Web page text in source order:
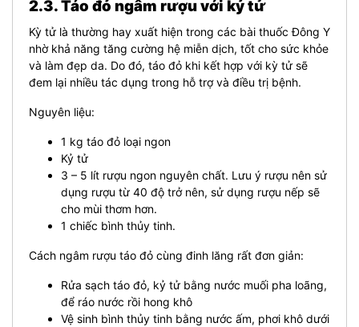
2.3. Táo đỏ ngâm rượu với kỷ tử
Kỳ tử là thường hay xuất hiện trong các bài thuốc Đông Y
nhờ khả năng tăng cường hệ miễn dịch, tốt cho sức khỏe
và làm đẹp da. Do đó, táo đỏ khi kết hợp với kỳ tử sẽ
đem lại nhiều tác dụng trong hỗ trợ và điều trị bệnh.
Nguyên liệu:
1 kg táo đỏ loại ngon
Kỷ tử
3 – 5 lít rượu ngon nguyên chất. Lưu ý rượu nên sử
dụng rượu từ 40 độ trở nên, sử dụng rượu nếp sẽ
cho mùi thơm hơn.
1 chiếc bình thủy tinh.
Cách ngâm rượu táo đỏ cùng đinh lăng rất đơn giản:
Rửa sạch táo đỏ, kỷ tử bằng nước muối pha loãng,
để ráo nước rồi hong khô
Vệ sinh bình thủy tinh bằng nước ấm, phơi khô dưới